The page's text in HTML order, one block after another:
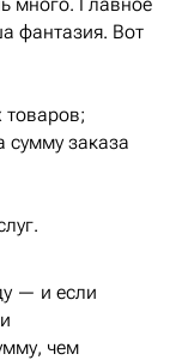
фантазия. Вот
товаров;
сумму заказа
— и если
чем